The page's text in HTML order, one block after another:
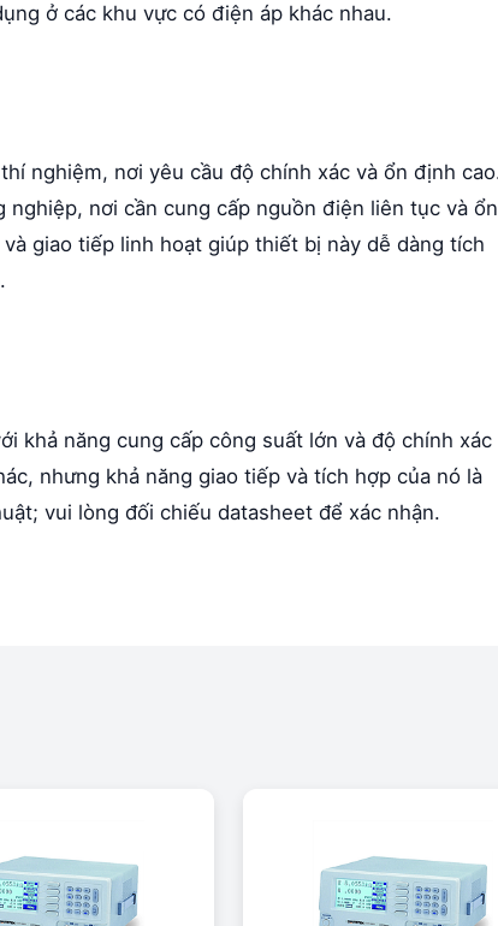
ở các khu vực có điện áp khác nhau.
nghiệm, nơi yêu cầu độ chính xác và ổn định
nơi cần cung cấp nguồn điện liên tục và ổn
giao tiếp linh hoạt giúp thiết bị này dễ dàng tích
khả năng cung cấp công suất lớn và độ chính xác
nhưng khả năng giao tiếp và tích hợp của nó là
vui lòng đối chiếu datasheet để xác nhận.